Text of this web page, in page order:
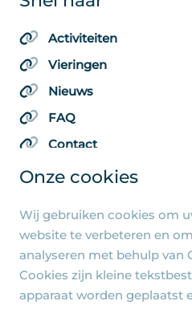
Onze cookies
Wij gebruiken cookies om
website te verbeteren en
analyseren met behulp van
Cookies zijn kleine
apparaat worden geplaatst
Activiteiten
Vieringen
Nieuws
FAQ
Contact
Algemene pagina's
Privacy beleid
Cookie-instellingen